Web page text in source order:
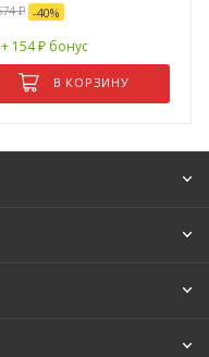
₽ -40%
+ 154 ₽ бонус
В КОРЗИНУ